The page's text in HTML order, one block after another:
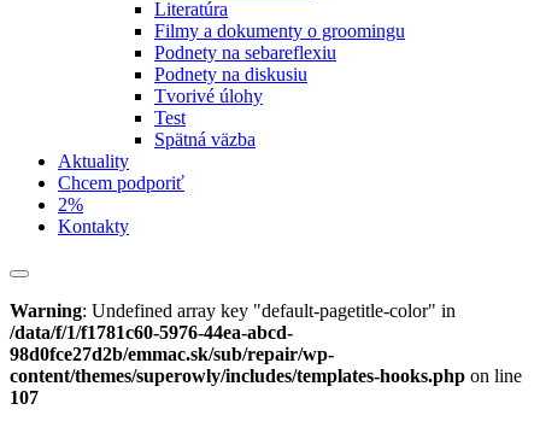
Literatúra
Filmy a dokumenty o groomingu
Podnety na sebareflexiu
Podnety na diskusiu
Tvorivé úlohy
Test
Spätná väzba
Aktuality
Chcem podporiť
2%
Kontakty
Warning: Undefined array key "default-pagetitle-color" in
/data/f/1/f1781c60-5976-44ea-abcd-
98d0fce27d2b/emmac.sk/sub/repair/wp-
content/themes/superowly/includes/templates-hooks.php on line
107